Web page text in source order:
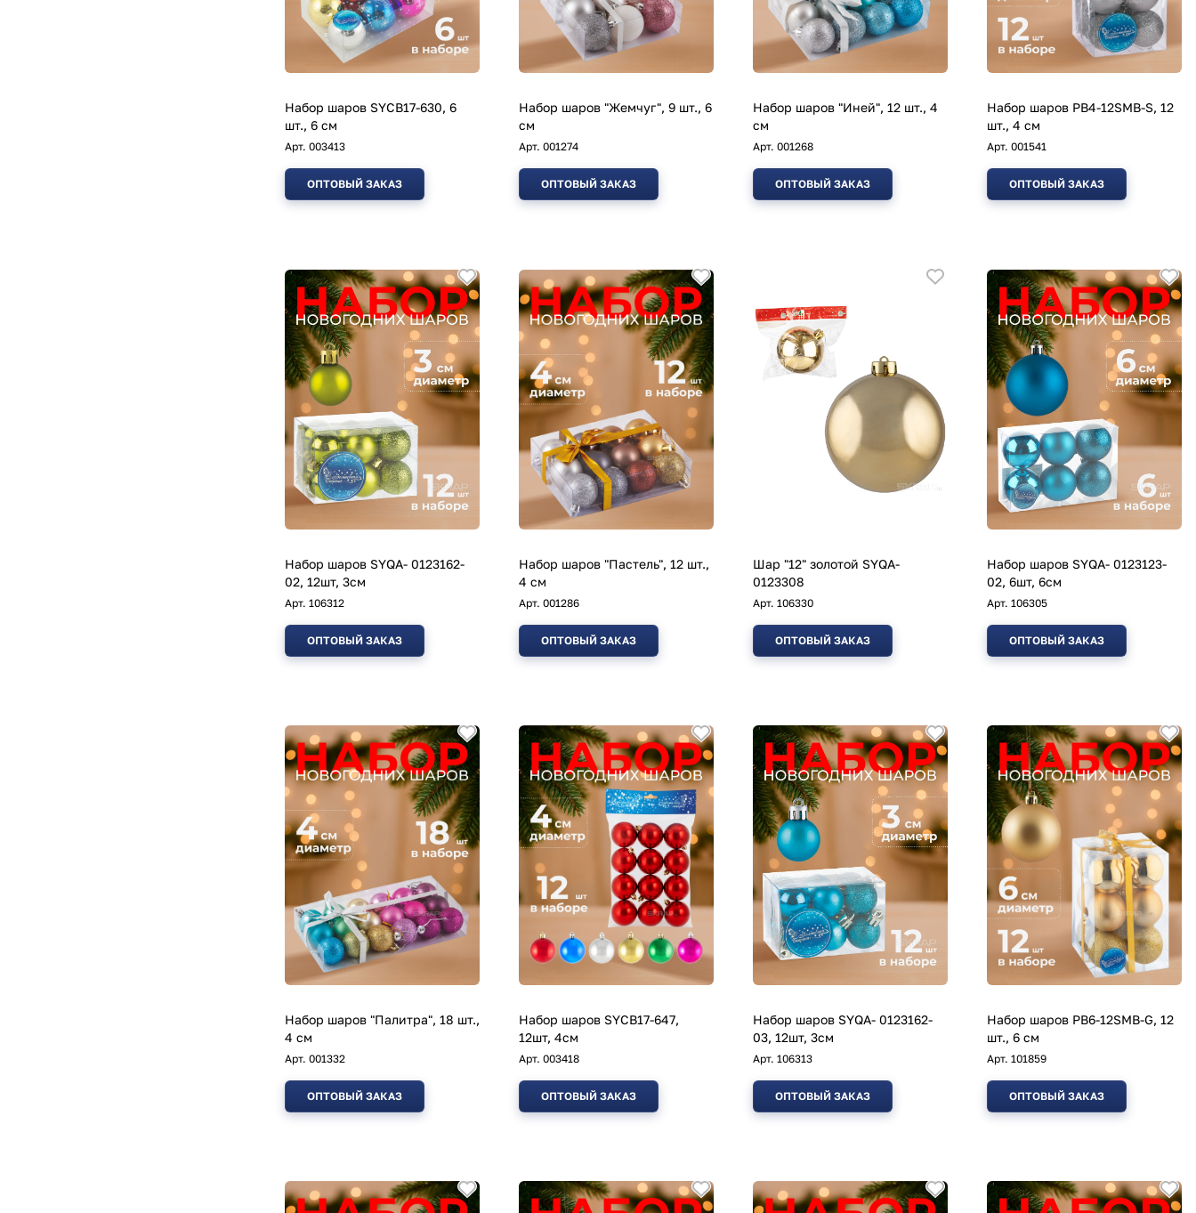
Набор шаров SYCB17-630, 6
шт., 6 см
Арт. 003413
ОПТОВЫЙ ЗАКАЗ
Набор шаров "Жемчуг", 9 шт., 6
см
Арт. 001274
ОПТОВЫЙ ЗАКАЗ
Набор шаров "Иней", 12 шт., 4
см
Арт. 001268
ОПТОВЫЙ ЗАКАЗ
Набор шаров PB4-12SMB-S, 12
шт., 4 см
Арт. 001541
ОПТОВЫЙ ЗАКАЗ
Набор шаров SYQA- 0123162-
02, 12шт, 3см
Арт. 106312
ОПТОВЫЙ ЗАКАЗ
Набор шаров "Пастель", 12 шт.,
4 см
Арт. 001286
ОПТОВЫЙ ЗАКАЗ
Шар "12" золотой SYQA-
0123308
Арт. 106330
ОПТОВЫЙ ЗАКАЗ
Набор шаров SYQA- 0123123-
02, 6шт, 6см
Арт. 106305
ОПТОВЫЙ ЗАКАЗ
Набор шаров "Палитра", 18 шт.,
4 см
Арт. 001332
ОПТОВЫЙ ЗАКАЗ
Набор шаров SYCB17-647,
12шт, 4см
Арт. 003418
ОПТОВЫЙ ЗАКАЗ
Набор шаров SYQA- 0123162-
03, 12шт, 3см
Арт. 106313
ОПТОВЫЙ ЗАКАЗ
Набор шаров PB6-12SMB-G, 12
шт., 6 см
Арт. 101859
ОПТОВЫЙ ЗАКАЗ